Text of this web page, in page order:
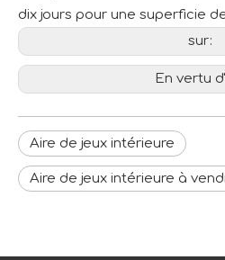
dix jours pour une superficie
sur:
En vertu
Aire de jeux intérieure
Aire de jeux intérieure à